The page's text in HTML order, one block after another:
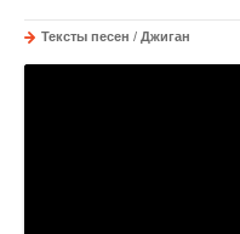
Тексты песен / Джиган